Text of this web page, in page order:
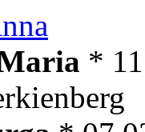
*